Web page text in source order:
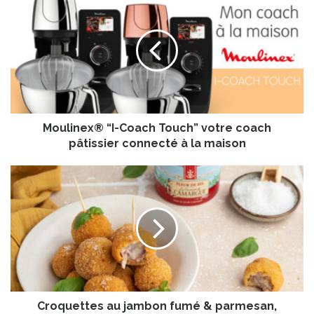
n
®
C
o
a
c
h
T
o
c
Moulinex® “I-Coach Touch” votre coach
pâtissier connecté à la maison
C
o
u
t
e
Croquettes au jambon fumé & parmesan,